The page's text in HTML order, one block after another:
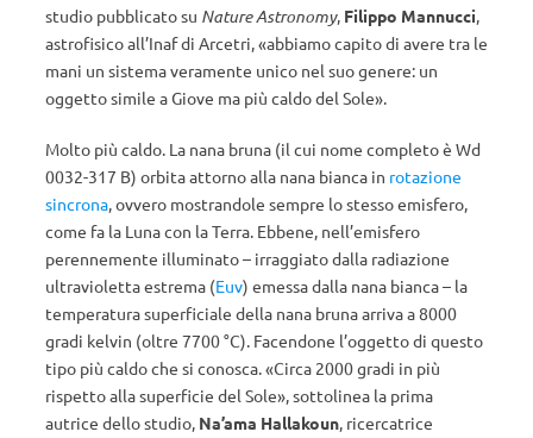
studio pubblicato su Nature Astronomy, Filippo Mannucci,
astrofisico all’Inaf di Arcetri, «abbiamo capito di avere tra le
mani un sistema veramente unico nel suo genere: un
oggetto simile a Giove ma più caldo del Sole».
Molto più caldo. La nana bruna (il cui nome completo è Wd
0032-317 B) orbita attorno alla nana bianca in rotazione
sincrona, ovvero mostrandole sempre lo stesso emisfero,
come fa la Luna con la Terra. Ebbene, nell’emisfero
perennemente illuminato – irraggiato dalla radiazione
ultravioletta estrema (Euv) emessa dalla nana bianca – la
temperatura superficiale della nana bruna arriva a 8000
gradi kelvin (oltre 7700 °C). Facendone l’oggetto di questo
tipo più caldo che si conosca. «Circa 2000 gradi in più
rispetto alla superficie del Sole», sottolinea la prima
autrice dello studio, Na’ama Hallakoun, ricercatrice